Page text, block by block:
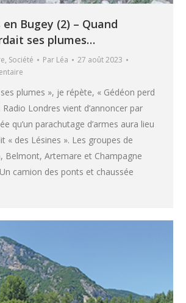
Bugey (2) – Quand
ses plumes…
, Société Par Léa
27 août 2023
plumes », je répète, « Gédéon perd
Londres vient d’annoncer par
qu’un parachutage d’armes aura lieu
« des Lésines ». Les groupes de
Belmont, Artemare et Champagne
camion des ponts et chaussée